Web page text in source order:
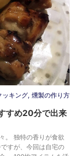
ッキング, 燻製の作り方
すめ20分で出来
。 独特の香りが食欲
すが、今回は自宅の